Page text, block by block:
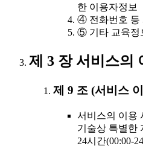
한 이용자정보
④ 전화번호 등
⑤ 기타 교육정
제 3 장 서비스의
제 9 조 (서비스
서비스의 이용
기술상 특별한
24시간(00:00-